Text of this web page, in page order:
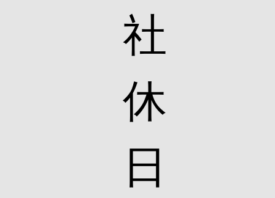
社
休
日